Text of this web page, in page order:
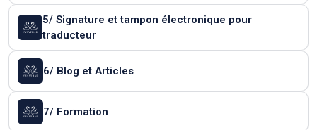
5/ Signature et tampon électronique pour
traducteur
6/ Blog et Articles
7/ Formation